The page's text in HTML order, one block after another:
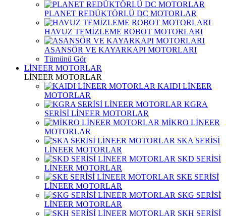
PLANET REDÜKTÖRLÜ DC MOTORLAR
HAVUZ TEMİZLEME ROBOT MOTORLARI
ASANSÖR VE KAYARKAPI MOTORLARI
Tümünü Gör
LİNEER MOTORLAR
LİNEER MOTORLAR
KAIDI LİNEER
MOTORLAR
KGRA
SERİSİ LİNEER MOTORLAR
MİKRO LİNEER
MOTORLAR
SKA SERİSİ
LİNEER MOTORLAR
SKD SERİSİ
LİNEER MOTORLAR
SKE SERİSİ
LİNEER MOTORLAR
SKG SERİSİ
LİNEER MOTORLAR
SKH SERİSİ